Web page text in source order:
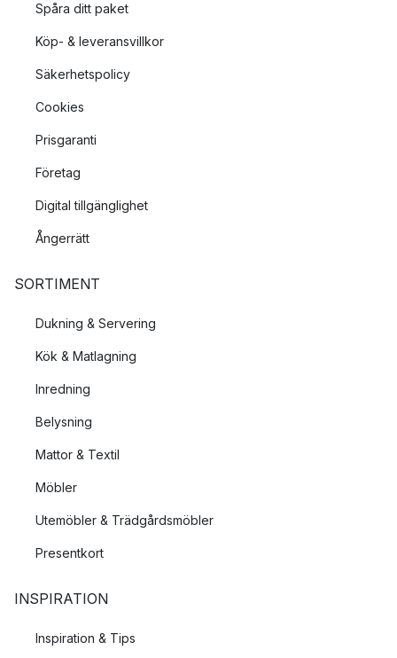
Spåra ditt paket
Köp- & leveransvillkor
Säkerhetspolicy
Cookies
Prisgaranti
Företag
Digital tillgänglighet
Ångerrätt
SORTIMENT
Dukning & Servering
Kök & Matlagning
Inredning
Belysning
Mattor & Textil
Möbler
Utemöbler & Trädgårdsmöbler
Presentkort
INSPIRATION
Inspiration & Tips